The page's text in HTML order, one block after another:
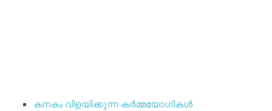
കനകം വിളയിക്കുന്ന കര്‍മ്മയോഗികള്‍